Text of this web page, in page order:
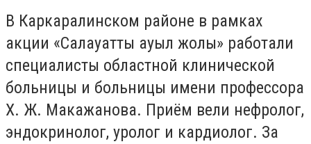
В Каркаралинском районе в рамках
акции «Салауатты ауыл жолы» работали
специалисты областной клинической
больницы и больницы имени профессора
Х. Ж. Макажанова. Приём вели нефролог,
эндокринолог, уролог и кардиолог. За